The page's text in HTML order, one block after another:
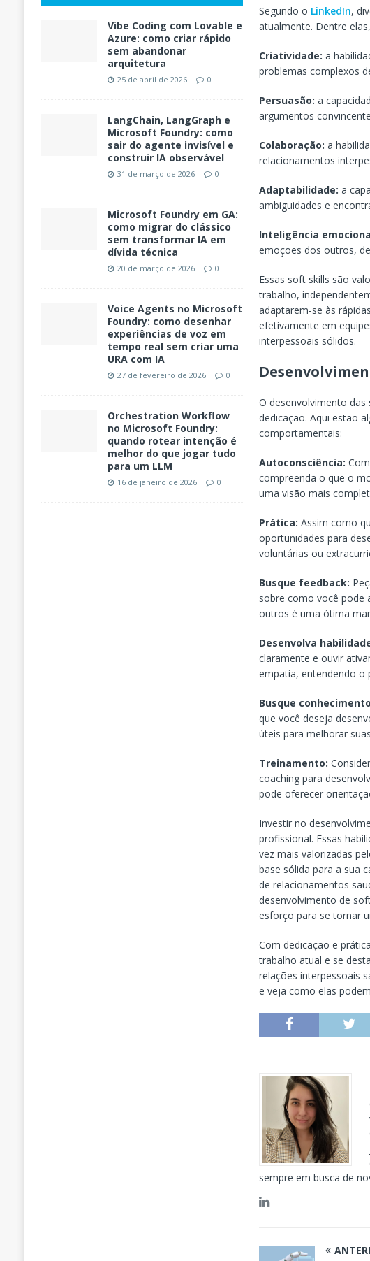
Segundo o LinkedIn,
atualmente. Dentre
Criatividade: a
problemas complexos
Persuasão: a
argumentos
Colaboração: a
relacionamentos
Adaptabilidade: a
ambiguidades e
Inteligência
emoções dos outros,
Essas soft skills são
trabalho,
adaptarem-se às
efetivamente em
interpessoais sólidos.
O desenvolvimento
dedicação. Aqui estão
comportamentais:
Autoconsciência:
compreenda o que o
uma visão mais
Prática: Assim como
oportunidades para
voluntárias ou
Busque feedback:
sobre como você pode
outros é uma ótima
Desenvolva
claramente e ouvir
empatia, entendendo o
Busque
que você deseja
úteis para melhorar
Treinamento:
coaching para
pode oferecer
Investir no
profissional. Essas
vez mais valorizadas
base sólida para a sua
de relacionamentos
desenvolvimento de
esforço para se tornar
Com dedicação e
trabalho atual e se
relações interpessoais
e veja como elas
sempre em busca de
Vibe Coding com Lovable e
Azure: como criar rápido
sem abandonar
arquitetura
25 de abril de 2026 0
LangChain, LangGraph e
Microsoft Foundry: como
sair do agente invisível e
construir IA observável
31 de março de 2026 0
Microsoft Foundry em GA:
como migrar do clássico
sem transformar IA em
dívida técnica
20 de março de 2026 0
Voice Agents no Microsoft
Foundry: como desenhar
experiências de voz em
tempo real sem criar uma
URA com IA
27 de fevereiro de 2026 0
Orchestration Workflow
no Microsoft Foundry:
quando rotear intenção é
melhor do que jogar tudo
para um LLM
16 de janeiro de 2026 0